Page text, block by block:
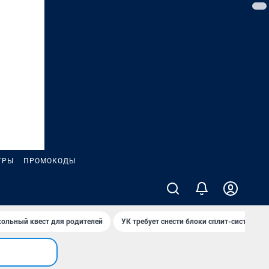
ПРОМОКОДЫ
квест для родителей УК требует снести блоки сплит-систем